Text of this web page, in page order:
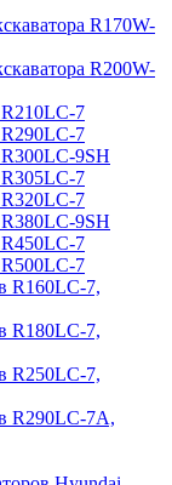
R170W-
R200W-
7
7
9SH
7
7
9SH
7
7
R160LC-7,
R180LC-7,
R250LC-7,
R290LC-7A,